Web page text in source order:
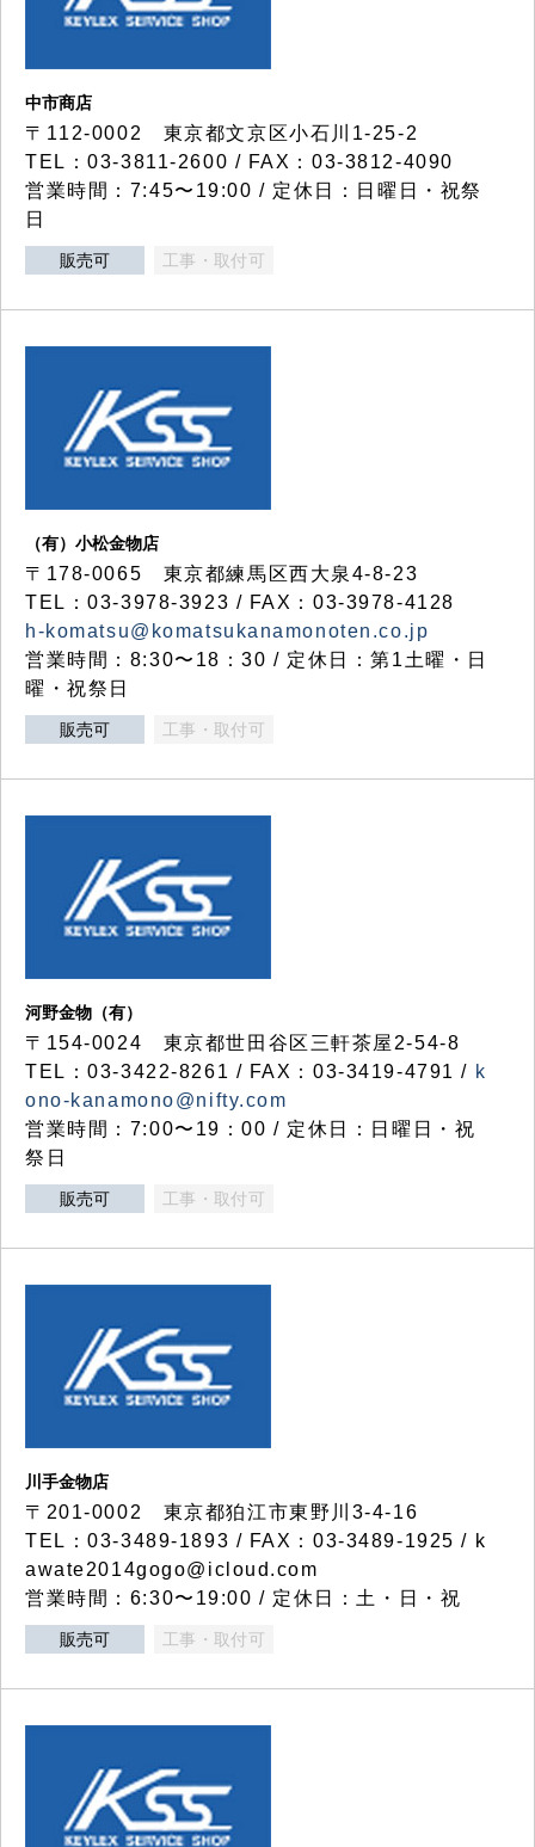
中市商店
〒112-0002 東京都文京区小石川1-25-2
TEL：03-3811-2600 / FAX：03-3812-4090
営業時間：7:45〜19:00 / 定休日：日曜日・祝祭
日
販売可 工事・取付可
（有）小松金物店
〒178-0065 東京都練馬区西大泉4-8-23
TEL：03-3978-3923 / FAX：03-3978-4128
h-komatsu@komatsukanamonoten.co.jp
営業時間：8:30〜18：30 / 定休日：第1土曜・日
曜・祝祭日
販売可 工事・取付可
河野金物（有）
〒154-0024 東京都世田谷区三軒茶屋2-54-8
TEL：03-3422-8261 / FAX：03-3419-4791 / k
ono-kanamono@nifty.com
営業時間：7:00〜19：00 / 定休日：日曜日・祝
祭日
販売可 工事・取付可
川手金物店
〒201-0002 東京都狛江市東野川3-4-16
TEL：03-3489-1893 / FAX：03-3489-1925 / k
awate2014gogo@icloud.com
営業時間：6:30〜19:00 / 定休日：土・日・祝
販売可 工事・取付可